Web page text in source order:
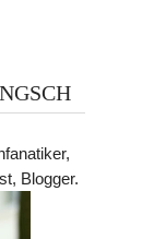
Blogger.